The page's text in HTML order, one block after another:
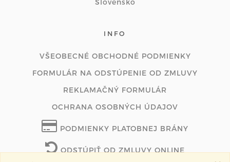
Slovensko
INFO
VŠEOBECNÉ OBCHODNÉ PODMIENKY
FORMULÁR NA ODSTÚPENIE OD ZMLUVY
REKLAMAČNÝ FORMULÁR
OCHRANA OSOBNÝCH ÚDAJOV
PODMIENKY PLATOBNEJ BRÁNY
ODSTÚPIŤ OD ZMLUVY ONLINE